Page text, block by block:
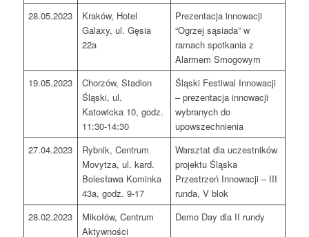
28.05.2023
Kraków, Hotel
Galaxy, ul. Gęsia
22a
Prezentacja innowacji
“Ogrzej sąsiada” w
ramach spotkania z
Alarmem Smogowym
19.05.2023
Chorzów, Stadion
Śląski, ul.
Katowicka 10, godz.
11:30-14:30
Śląski Festiwal Innowacji
– prezentacja innowacji
wybranych do
upowszechnienia
27.04.2023
Rybnik, Centrum
Movytza, ul. kard.
Bolesława Kominka
43a, godz. 9-17
Warsztat dla uczestników
projektu Śląska
Przestrzeń Innowacji – III
runda, V blok
28.02.2023
Mikołów, Centrum
Aktywności
Demo Day dla II rundy